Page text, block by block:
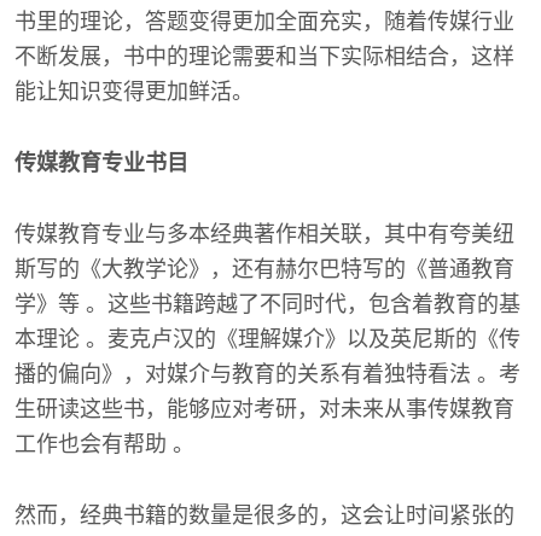
书里的理论，答题变得更加全面充实，随着传媒行业
不断发展，书中的理论需要和当下实际相结合，这样
能让知识变得更加鲜活。
传媒教育专业书目
传媒教育专业与多本经典著作相关联，其中有夸美纽
斯写的《大教学论》，还有赫尔巴特写的《普通教育
学》等 。这些书籍跨越了不同时代，包含着教育的基
本理论 。麦克卢汉的《理解媒介》以及英尼斯的《传
播的偏向》，对媒介与教育的关系有着独特看法 。考
生研读这些书，能够应对考研，对未来从事传媒教育
工作也会有帮助 。
然而，经典书籍的数量是很多的，这会让时间紧张的